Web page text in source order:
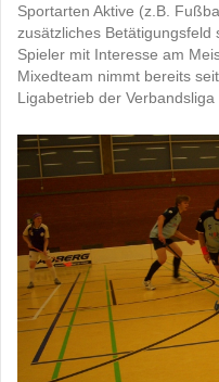
Sportarten Aktive (z.B.
zusätzliches
Spieler mit Interesse am
Mixedteam nimmt bereits
Ligabetrieb der